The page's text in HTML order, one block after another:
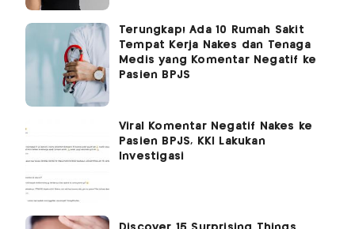
Terungkap! Ada 10 Rumah Sakit
Tempat Kerja Nakes dan Tenaga
Medis yang Komentar Negatif ke
Pasien BPJS
Viral Komentar Negatif Nakes ke
Pasien BPJS, KKI Lakukan
Investigasi